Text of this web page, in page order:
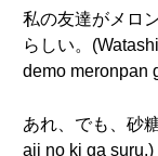
私の友達がメロ
らしい。
demo meronpan
あれ、でも、砂
aji no ki ga suru.)